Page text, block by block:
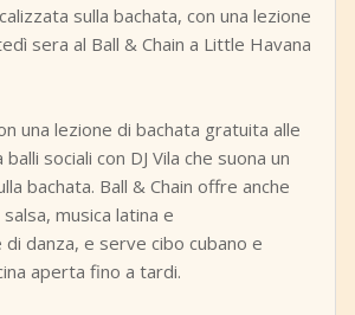
sulla bachata, con una lezione
sera al Ball & Chain a Little Havana
una lezione di bachata gratuita alle
sociali con DJ Vila che suona un
bachata. Ball & Chain offre anche
musica latina e
danza, e serve cibo cubano e
aperta fino a tardi.